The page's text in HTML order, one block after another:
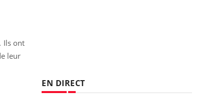
Ils ont
leur
EN DIRECT